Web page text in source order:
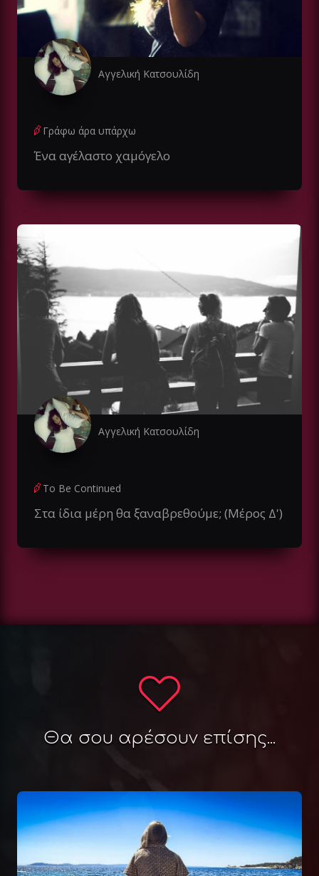
Αγγελική Κατσουλίδη
Γράφω άρα υπάρχω
Ένα αγέλαστο χαμόγελο
Αγγελική Κατσουλίδη
To Be Continued
Στα ίδια μέρη θα ξαναβρεθούμε; (Μέρος Δ')
Θα σου αρέσουν επίσης...